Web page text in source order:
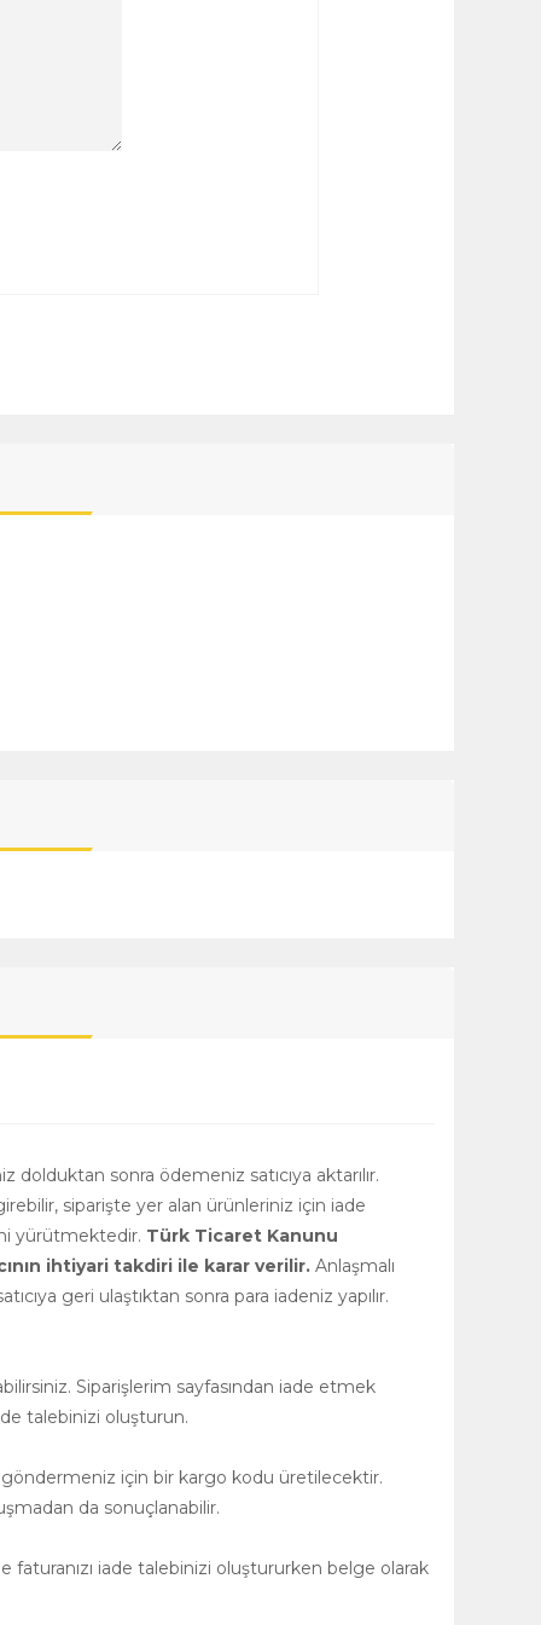
dolduktan sonra ödemeniz satıcıya aktarılır.
siparişte yer alan ürünleriniz için iade
yürütmektedir. Türk Ticaret Kanunu
ihtiyari takdiri ile karar verilir. Anlaşmalı
geri ulaştıktan sonra para iadeniz yapılır.
Siparişlerim sayfasından iade etmek
talebinizi oluşturun.
için bir kargo kodu üretilecektir.
da sonuçlanabilir.
faturanızı iade talebinizi oluştururken belge olarak